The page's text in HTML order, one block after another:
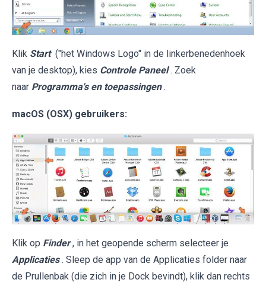
Klik Start ("het Windows Logo" in de linkerbenedenhoek
van je desktop), kies Controle Paneel . Zoek
naar Programma's en toepassingen .
macOS (OSX) gebruikers:
Klik op Finder , in het geopende scherm selecteer je
Applicaties . Sleep de app van de Applicaties folder naar
de Prullenbak (die zich in je Dock bevindt), klik dan rechts